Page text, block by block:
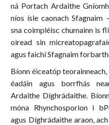
ná Portach Ardaithe
níos ísle caonach Sfagnaim
sna coimpléisc chumainn is
oiread sin
agus faichí Sfagnaim
Bíonn éiceatóp
éadáin agus borrfhás
Ardaithe Díghrádaithe.
móna Rhynchosporion i
agus Díghrádaithe araon,